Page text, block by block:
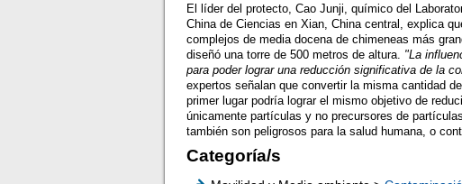
El líder del protecto, Cao Junji, químico del
China de Ciencias en Xian, China central, explica
complejos de media docena de chimeneas más
diseñó una torre de 500 metros de altura. "La
para poder lograr una reducción significativa de la
expertos señalan que convertir la misma cantidad
primer lugar podría lograr el mismo objetivo de
únicamente partículas y no precursores de
también son peligrosos para la salud humana, o
Categoría/s